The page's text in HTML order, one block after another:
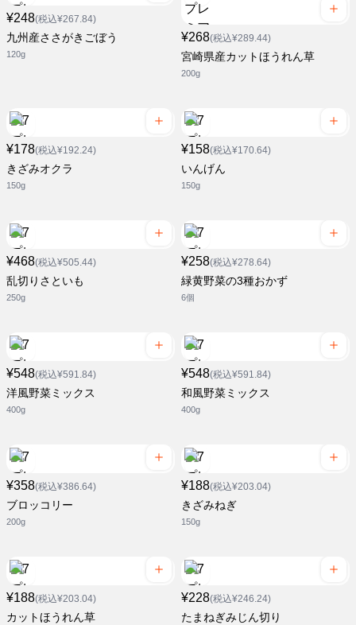
¥248(税込¥267.84)
九州産ささがきごぼう
120g
¥268(税込¥289.44)
宮崎県産カットほうれん草
200g
¥178(税込¥192.24)
きざみオクラ
150g
¥158(税込¥170.64)
いんげん
150g
¥468(税込¥505.44)
乱切りさといも
250g
¥258(税込¥278.64)
緑黄野菜の3種おかず
6個
¥548(税込¥591.84)
洋風野菜ミックス
400g
¥548(税込¥591.84)
和風野菜ミックス
400g
¥358(税込¥386.64)
ブロッコリー
200g
¥188(税込¥203.04)
きざみねぎ
150g
¥188(税込¥203.04)
カットほうれん草
¥228(税込¥246.24)
たまねぎみじん切り